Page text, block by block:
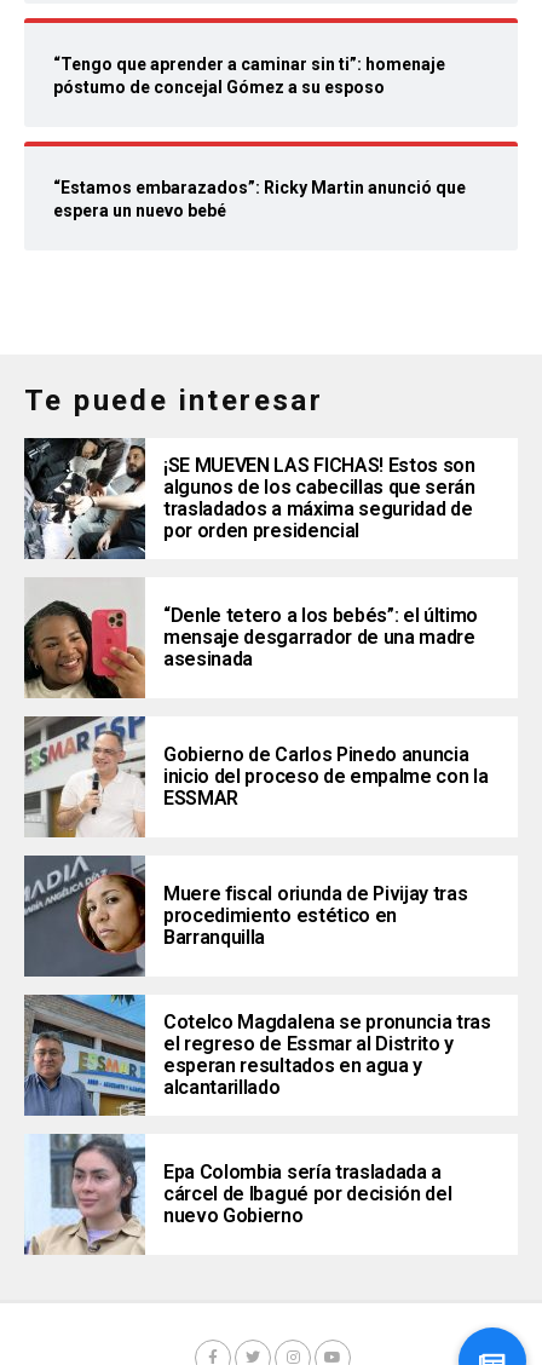
“Tengo que aprender a caminar sin ti”: homenaje
póstumo de concejal Gómez a su esposo
“Estamos embarazados”: Ricky Martin anunció que
espera un nuevo bebé
Te puede interesar
¡SE MUEVEN LAS FICHAS! Estos son
algunos de los cabecillas que serán
trasladados a máxima seguridad de
por orden presidencial
“Denle tetero a los bebés”: el último
mensaje desgarrador de una madre
asesinada
Gobierno de Carlos Pinedo anuncia
inicio del proceso de empalme con la
ESSMAR
Muere fiscal oriunda de Pivijay tras
procedimiento estético en
Barranquilla
Cotelco Magdalena se pronuncia tras
el regreso de Essmar al Distrito y
esperan resultados en agua y
alcantarillado
Epa Colombia sería trasladada a
cárcel de Ibagué por decisión del
nuevo Gobierno